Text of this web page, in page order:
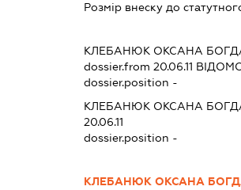
Розмір внеску до
КЛЕБАНЮК ОКСАНА
dossier.from 20.06.11
dossier.position -
КЛЕБАНЮК ОКСАНА
20.06.11
dossier.position -
КЛЕБАНЮК ОКСАНА